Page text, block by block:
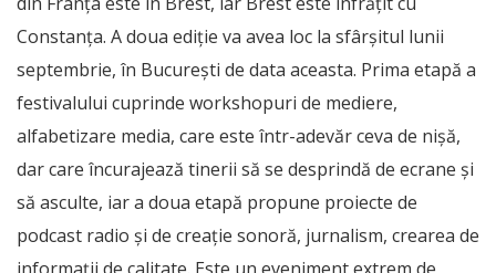
Constanța. A doua ediție va avea loc la sfârșitul lunii
septembrie, în București de data aceasta. Prima etapă a
festivalului cuprinde workshopuri de mediere,
alfabetizare media, care este într-adevăr ceva de nișă,
dar care încurajează tinerii să se desprindă de ecrane și
să asculte, iar a doua etapă propune proiecte de
podcast radio și de creație sonoră, jurnalism, crearea de